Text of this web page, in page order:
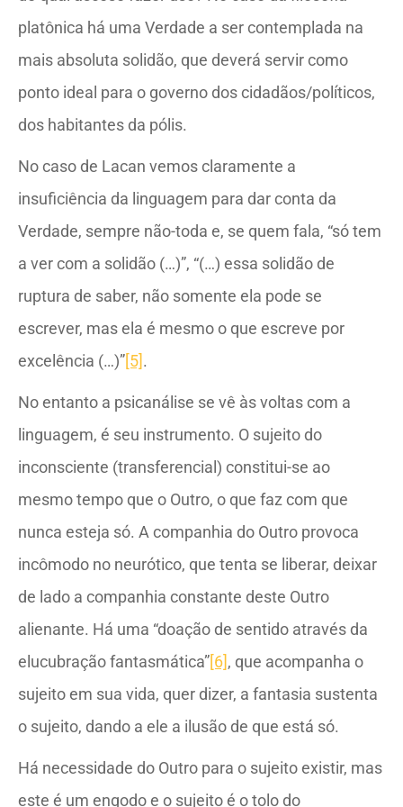
platônica há uma Verdade a ser contemplada na
mais absoluta solidão, que deverá servir como
ponto ideal para o governo dos cidadãos/políticos,
dos habitantes da pólis.
No caso de Lacan vemos claramente a
insuficiência da linguagem para dar conta da
Verdade, sempre não-toda e, se quem fala, “só tem
a ver com a solidão (…)”, “(…) essa solidão de
ruptura de saber, não somente ela pode se
escrever, mas ela é mesmo o que escreve por
excelência (…)”[5].
No entanto a psicanálise se vê às voltas com a
linguagem, é seu instrumento. O sujeito do
inconsciente (transferencial) constitui-se ao
mesmo tempo que o Outro, o que faz com que
nunca esteja só. A companhia do Outro provoca
incômodo no neurótico, que tenta se liberar, deixar
de lado a companhia constante deste Outro
alienante. Há uma “doação de sentido através da
elucubração fantasmática”[6], que acompanha o
sujeito em sua vida, quer dizer, a fantasia sustenta
o sujeito, dando a ele a ilusão de que está só.
Há necessidade do Outro para o sujeito existir, mas
este é um engodo e o sujeito é o tolo do